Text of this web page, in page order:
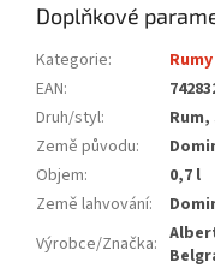
Doplňkové
Kategorie:
EAN:
Druh/styl:
Země původu:
Objem:
0,7 l
Země lahvování:
Výrobce/Značka: